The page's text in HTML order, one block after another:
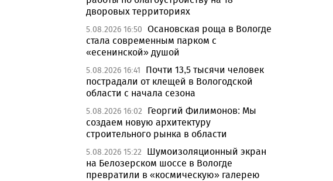
дворовых территориях
5.08.2026 16:50 Осановская роща в Вологде
стала современным парком с
«есенинской» душой
5.08.2026 16:41
Почти 13,5 тысячи человек
пострадали от клещей в Вологодской
области с начала сезона
5.08.2026 16:02
Георгий Филимонов: Мы
создаем новую архитектуру
строительного рынка в области
5.08.2026 15:22
Шумоизоляционный экран
на Белозерском шоссе в Вологде
превратили в «космическую» галерею